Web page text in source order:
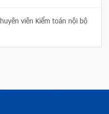
viên Kiểm toán nội bộ